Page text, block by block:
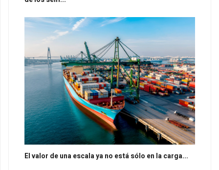
El valor de una escala ya no está sólo en la carga...